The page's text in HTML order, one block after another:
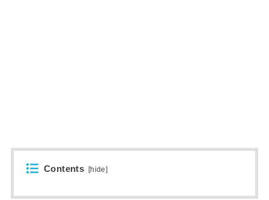
Contents [hide]